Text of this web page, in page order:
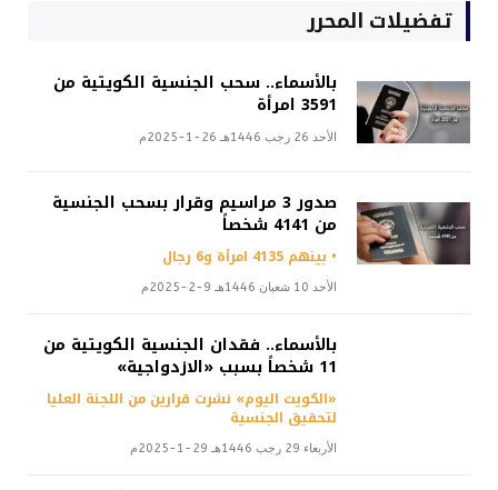
تفضيلات المحرر
بالأسماء.. سحب الجنسية الكويتية من
3591 امرأة
الأحد 26 رجب 1446هـ 26-1-2025م
صدور 3 مراسيم وقرار بسحب الجنسية
من 4141 شخصاً
• بينهم 4135 امرأة و6 رجال
الأحد 10 شعبان 1446هـ 9-2-2025م
بالأسماء.. فقدان الجنسية الكويتية من
11 شخصاً بسبب «الازدواجية»
«الكويت اليوم» نشرت قرارين من اللجنة العليا
لتحقيق الجنسية
الأربعاء 29 رجب 1446هـ 29-1-2025م